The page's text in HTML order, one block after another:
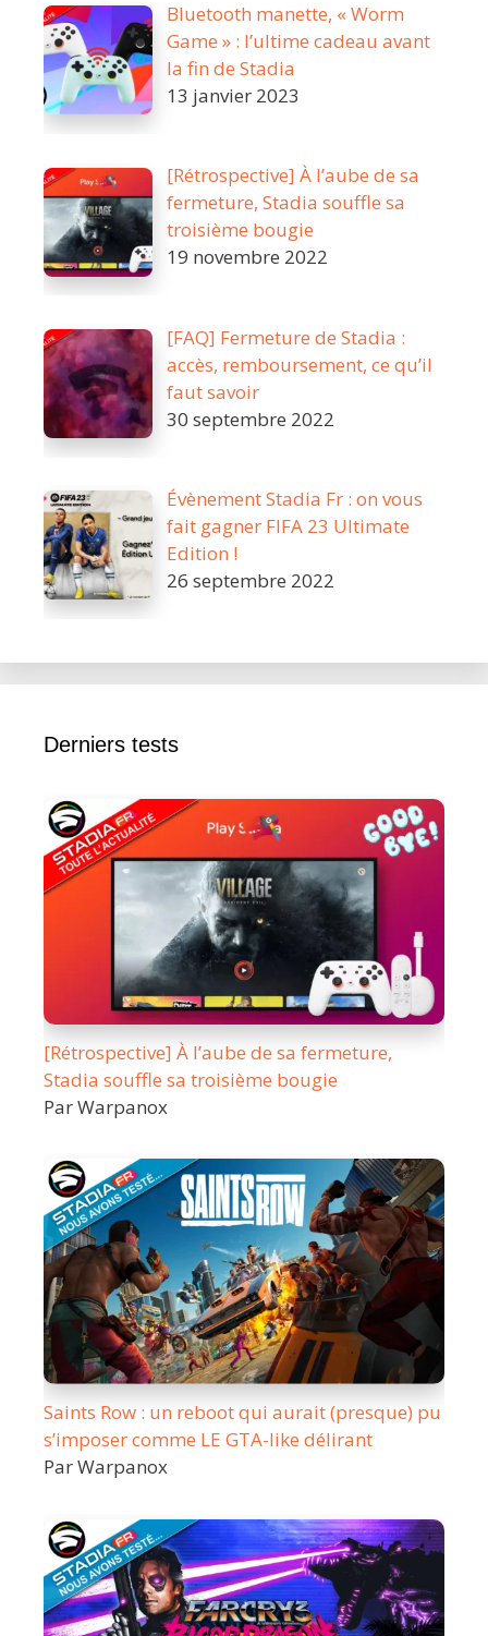
Bluetooth manette, « Worm
Game » : l’ultime cadeau avant
la fin de Stadia
13 janvier 2023
[Rétrospective] À l’aube de sa
fermeture, Stadia souffle sa
troisième bougie
19 novembre 2022
[FAQ] Fermeture de Stadia :
accès, remboursement, ce qu’il
faut savoir
30 septembre 2022
Évènement Stadia Fr : on vous
fait gagner FIFA 23 Ultimate
Edition !
26 septembre 2022
Derniers tests
[Rétrospective] À l’aube de sa fermeture,
Stadia souffle sa troisième bougie
Par Warpanox
Saints Row : un reboot qui aurait (presque) pu
s’imposer comme LE GTA-like délirant
Par Warpanox